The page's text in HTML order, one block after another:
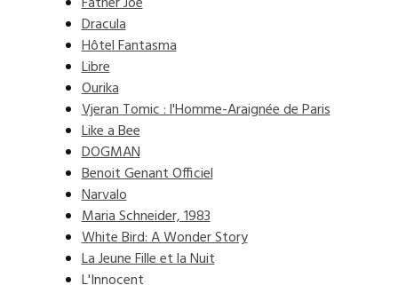
Dracula
Hôtel Fantasma
Libre
Ourika
Vjeran Tomic : l'Homme-Araignée de Paris
Like a Bee
DOGMAN
Benoit Genant Officiel
Narvalo
Maria Schneider, 1983
White Bird: A Wonder Story
La Jeune Fille et la Nuit